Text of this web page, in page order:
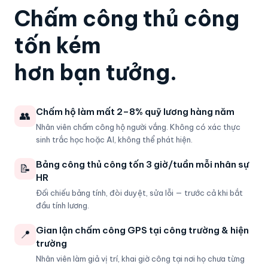
Chấm công thủ công
tốn kém
hơn bạn tưởng.
👥 Chấm hộ làm mất 2–8% quỹ lương hàng năm
Nhân viên chấm công hộ người vắng. Không có xác thực
sinh trắc học hoặc AI, không thể phát hiện.
📝
Bảng công thủ công tốn 3 giờ/tuần mỗi nhân sự
HR
Đối chiếu bảng tính, đòi duyệt, sửa lỗi — trước cả khi bắt
đầu tính lương.
📍
Gian lận chấm công GPS tại công trường & hiện
trường
Nhân viên làm giả vị trí, khai giờ công tại nơi họ chưa từng